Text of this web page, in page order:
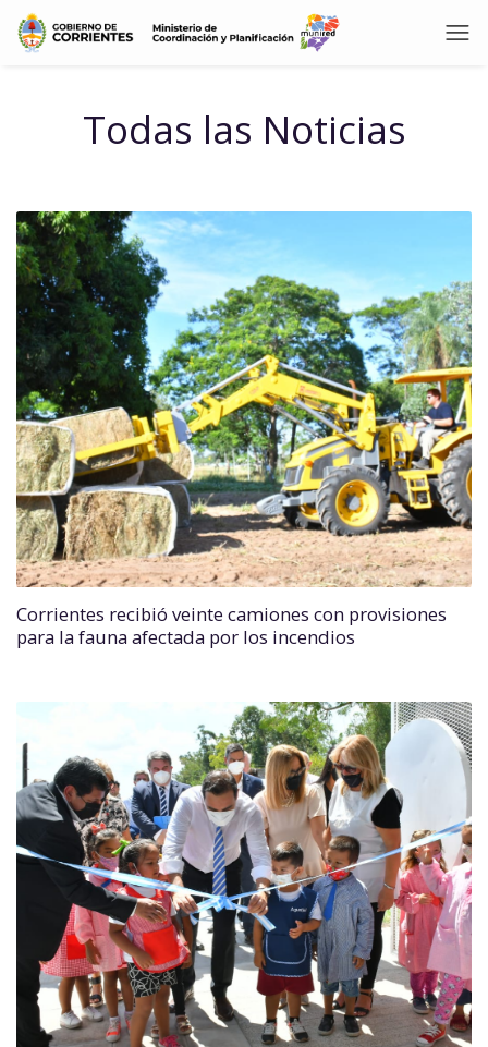
Todas las Noticias
Corrientes recibió veinte camiones con provisiones
para la fauna afectada por los incendios